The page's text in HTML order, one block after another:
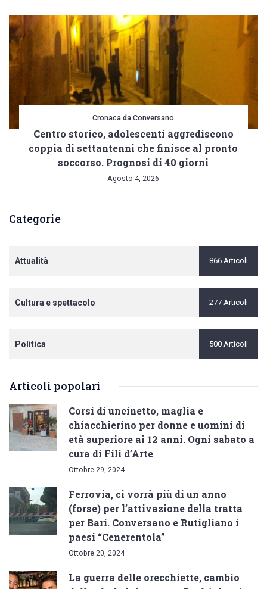
Cronaca da Conversano
Centro storico, adolescenti aggrediscono
coppia di settantenni che finisce al pronto
soccorso. Prognosi di 40 giorni
Agosto 4, 2026
Categorie
Attualità 866 Articoli
Cultura e spettacolo 277 Articoli
Politica 500 Articoli
Articoli popolari
Corsi di uncinetto, maglia e
chiacchierino per donne e uomini di
età superiore ai 12 anni. Ogni sabato a
cura di Fili d’Arte
Ottobre 29, 2024
Ferrovia, ci vorrà più di un anno
(forse) per l’attivazione della tratta
per Bari. Conversano e Rutigliano i
paesi “Cenerentola”
Ottobre 20, 2024
La guerra delle orecchiette, cambio